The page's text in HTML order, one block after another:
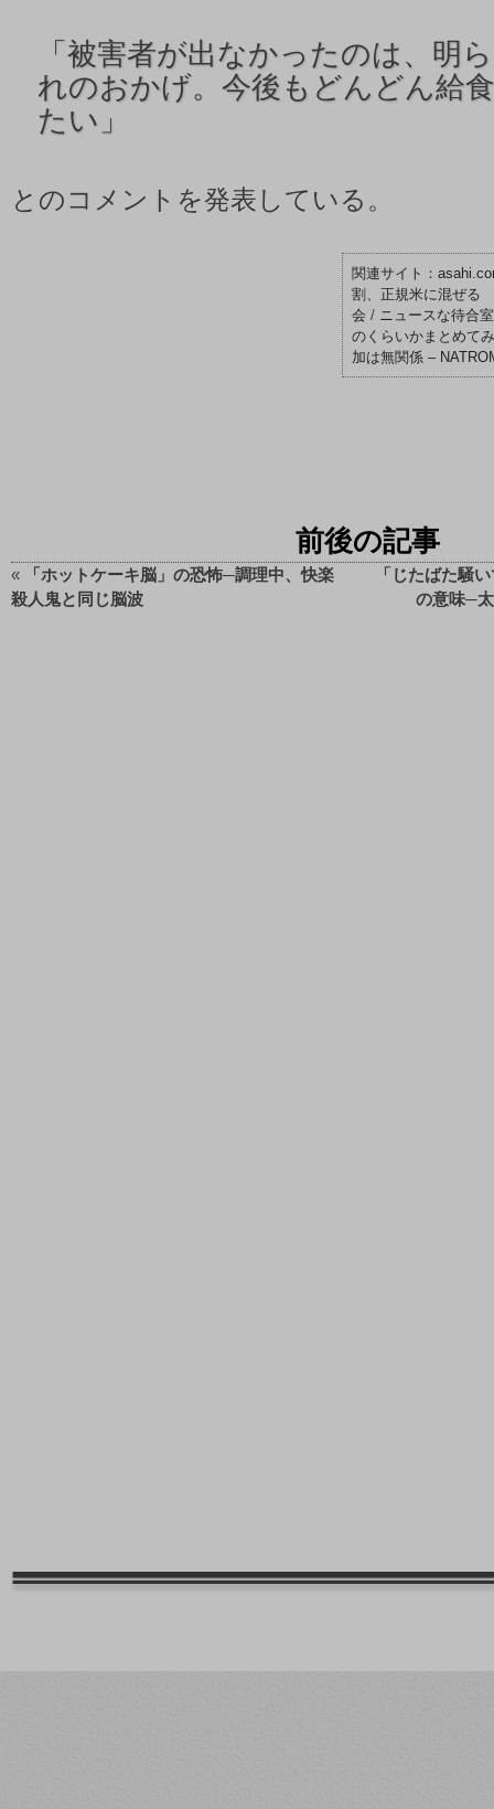
「 被害者が出なかったのは、明
れのおかげ。今後もどんどん給
たい」
とのコメントを発表している。
割、正規米に混ぜる
会 / ニュースな待合
のくらいかまとめて
加は無関係 –
前後の記事
«
「ホットケーキ脳」の恐怖─調理中、快楽
殺人鬼と同じ脳波
「じたばた騒
の意味─